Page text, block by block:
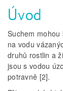
Úvod
Suchem
na vodu
druhů rostlin a
jsou s vodou
potravně [2].